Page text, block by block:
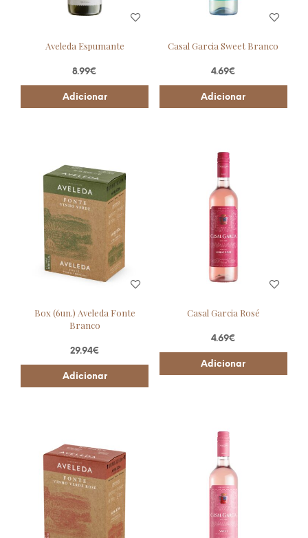
Aveleda Espumante
8.99€
Adicionar
Casal Garcia Sweet Branco
4.69€
Adicionar
Box (6un.) Aveleda Fonte
Branco
29.94€
Adicionar
Casal Garcia Rosé
4.69€
Adicionar